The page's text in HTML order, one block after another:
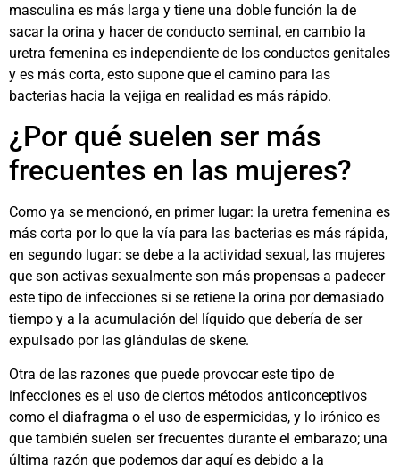
masculina es más larga y tiene una doble función la de
sacar la orina y hacer de conducto seminal, en cambio la
uretra femenina es independiente de los conductos genitales
y es más corta, esto supone que el camino para las
bacterias hacia la vejiga en realidad es más rápido.
¿Por qué suelen ser más
frecuentes en las mujeres?
Como ya se mencionó, en primer lugar: la uretra femenina es
más corta por lo que la vía para las bacterias es más rápida,
en segundo lugar: se debe a la actividad sexual, las mujeres
que son activas sexualmente son más propensas a padecer
este tipo de infecciones si se retiene la orina por demasiado
tiempo y a la acumulación del líquido que debería de ser
expulsado por las glándulas de skene.
Otra de las razones que puede provocar este tipo de
infecciones es el uso de ciertos métodos anticonceptivos
como el diafragma o el uso de espermicidas, y lo irónico es
que también suelen ser frecuentes durante el embarazo; una
última razón que podemos dar aquí es debido a la